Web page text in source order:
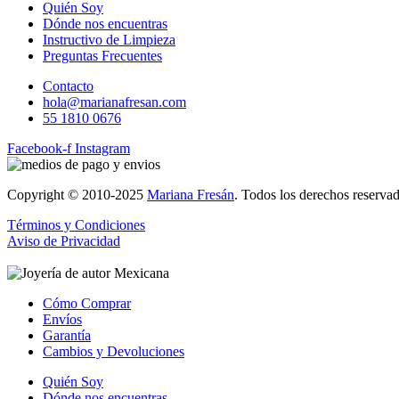
Quién Soy
Dónde nos encuentras
Instructivo de Limpieza
Preguntas Frecuentes
Contacto
hola@marianafresan.com
55 1810 0676
Facebook-f Instagram
Copyright © 2010-2025 Mariana Fresán. Todos los derechos
Términos y Condiciones
Aviso de Privacidad
Cómo Comprar
Envíos
Garantía
Cambios y Devoluciones
Quién Soy